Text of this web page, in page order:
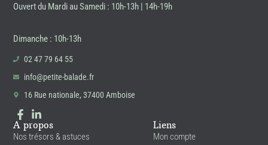
Ouvert du Mardi au Samedi : 10h-13h | 14h-19h
Dimanche : 10h-13h
02 47 79 64 55
info@petite-balade.fr
16 Rue nationale, 37400 Amboise
A propos
Nos trésors & astuces
Liens
Mon compte